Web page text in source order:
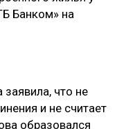
Банком» на
что не
и не считает
образовался